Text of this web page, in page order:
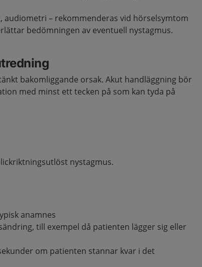
audiometri – rekommenderas vid hörselsymtom
bedömningen av eventuell nystagmus.
bakomliggande orsak. Akut handläggning bör
med minst ett tecken på som kan tyda på
nystagmus.
anamnes
till exempel då patienten lägger sig eller
om patienten stannar kvar i det